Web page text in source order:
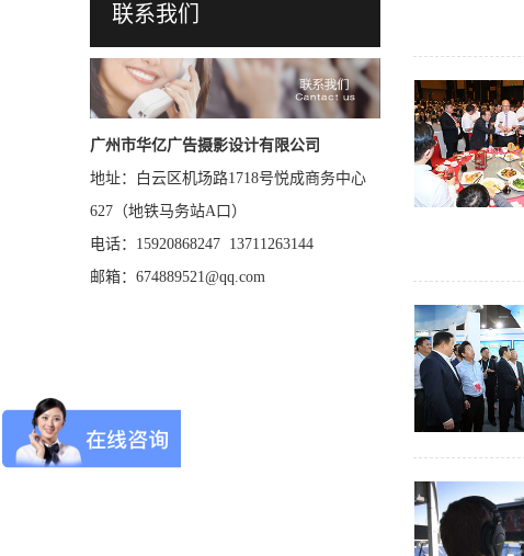
联系我们
广州市华亿广告摄影设计有限公司
地址：白云区机场路1718号悦成商务中心
627（地铁马务站A口）
电话：15920868247 13711263144
邮箱：674889521@qq.com